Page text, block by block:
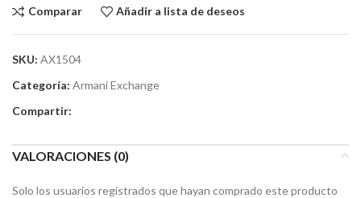
Comparar Añadir a lista de deseos
SKU: AX1504
Categoría: Armani Exchange
Compartir:
VALORACIONES (0)
Solo los usuarios registrados que hayan comprado este producto